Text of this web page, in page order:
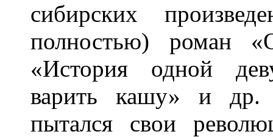
сибирских
полностью) роман
«История одной
варить кашу» и др.
пытался свои